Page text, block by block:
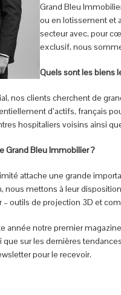
Grand Bleu
ou en lotissement et
secteur avec, pour
exclusif, nous
Quels sont les biens
nos clients cherchent de
d’actifs, français
hospitaliers voisins ainsi
Grand Bleu Immobilier ?
attache une grande
nous mettons à leur
– outils de projection 3D et
année notre premier
que sur les dernières
pour le recevoir.